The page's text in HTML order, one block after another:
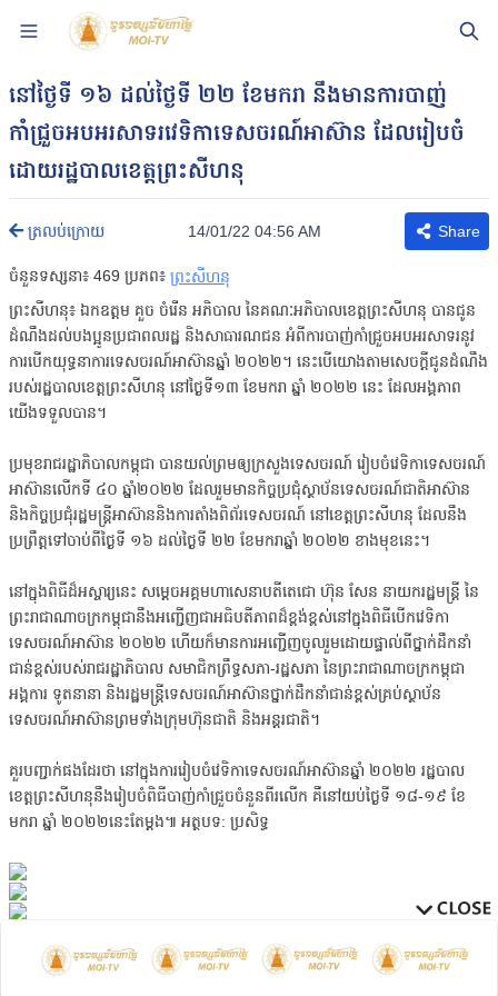
នៅថ្ងៃទី ១៦ ដល់ថ្ងៃទី ២២ ខែមករា នឹងមានការបាញ់
កាំជ្រួចអបអរសាទរវេទិកាទេសចរណ៍អាស៊ាន ដែលរៀបចំ
ដោយរដ្ឋបាលខេត្តព្រះសីហនុ
ត្រលប់ក្រោយ 14/01/22 04:56 AM Share
ចំនួនទស្សនា៖ 469 ប្រភព៖ ព្រះសីហនុ
ព្រះសីហនុ៖ ឯកឧត្តម គួច ចំរើន អភិបាល នៃគណៈអភិបាលខេត្តព្រះសីហនុ បានជូន
ដំណឹងដល់បងប្អូនប្រជាពលរដ្ឋ និងសាធារណជន អំពីការបាញ់កាំជ្រួចអបអរសាទរនូវ
ការបើកយុទ្ធនាការទេសចរណ៍អាស៊ានឆ្នាំ ២០២២។ នេះបើយោងតាមសេចក្តីជូនដំណឹង
របស់រដ្ឋបាលខេត្តព្រះសីហនុ នៅថ្ងៃទី១៣ ខែមករា ឆ្នាំ ២០២២ នេះ ដែលអង្គភាព
យើងទទួលបាន។
ប្រមុខរាជរដ្ឋាភិបាលកម្ពុជា បានយល់ព្រមឲ្យក្រសួងទេសចរណ៍ រៀបចំវេទិកាទេសចរណ៍
អាស៊ានលើកទី ៤០ ឆ្នាំ២០២២ ដែលរួមមានកិច្ចប្រជុំស្ថាប័នទេសចរណ៍ជាតិអាស៊ាន
និងកិច្ចប្រជុំរដ្ឋមន្ត្រីអាស៊ាននិងការតាំងពិព័រទេសចរណ៍ នៅខេត្តព្រះសីហនុ ដែលនឹង
ប្រព្រឹត្តទៅចាប់ពីថ្ងៃទី ១៦ ដល់ថ្ងៃទី ២២ ខែមករាឆ្នាំ ២០២២ ខាងមុខនេះ។
នៅក្នុងពិធីដ៏អស្ចារ្យនេះ សម្ដេចអគ្គមហាសេនាបតីតេជោ ហ៊ុន សែន នាយករដ្ឋមន្ត្រី នៃ
ព្រះរាជាណាចក្រកម្ពុជានឹងអញ្ជើញជាអធិបតីភាពដ៏ខ្ពង់ខ្ពស់នៅក្នុងពិធីបើកវេទិកា
ទេសចរណ៍អាស៊ាន ២០២២ ហើយក៏មានការអញ្ជើញចូលរួមដោយផ្ទាល់ពីថ្នាក់ដឹកនាំ
ជាន់ខ្ពស់របស់រាជរដ្ឋាភិបាល សមាជិកព្រឹទ្ធសភា-រដ្ឋសភា នៃព្រះរាជាណាចក្រកម្ពុជា
អង្គការ ទូតនានា និងរដ្ឋមន្ត្រីទេសចរណ៍អាស៊ានថ្នាក់ដឹកនាំជាន់ខ្ពស់គ្រប់ស្ថាប័ន
ទេសចរណ៍អាស៊ានព្រមទាំងក្រុមហ៊ុនជាតិ និងអន្តរជាតិ។
គួរបញ្ជាក់ផងដែរថា នៅក្នុងការរៀបចំវេទិកាទេសចរណ៍អាស៊ានឆ្នាំ ២០២២ រដ្ឋបាល
ខេត្តព្រះសីហនុនឹងរៀបចំពិធីបាញ់កាំជ្រួចចំនួនពីរលើក គឺនៅយប់ថ្ងៃទី ១៨-១៩ ខែ
មករា ឆ្នាំ ២០២២នេះតែម្តង៕ អត្ថបទ: ប្រសិទ្ធ